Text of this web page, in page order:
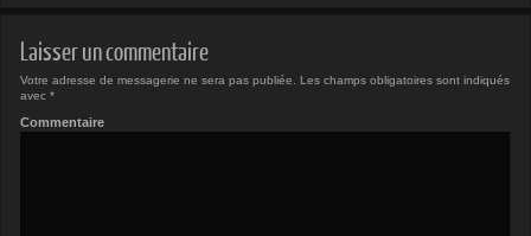
Laisser un commentaire
Votre adresse de messagerie ne sera pas publiée.
Les champs obligatoires sont indiqués
avec*
Commentaire